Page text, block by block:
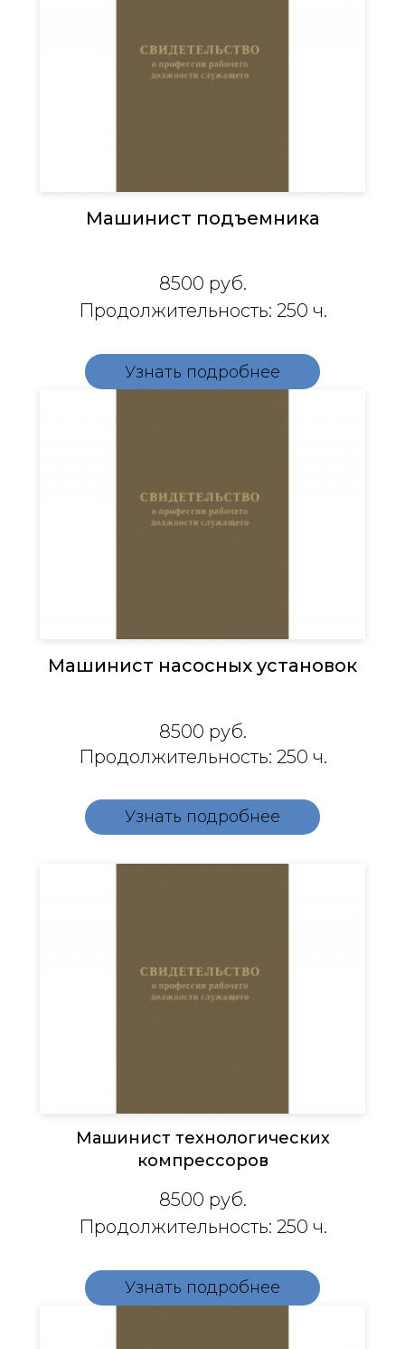
Машинист подъемника
8500 руб.
Продолжительность: 250 ч.
Узнать подробнее
Машинист насосных установок
8500 руб.
Продолжительность: 250 ч.
Узнать подробнее
Машинист технологических
компрессоров
8500 руб.
Продолжительность: 250 ч.
Узнать подробнее